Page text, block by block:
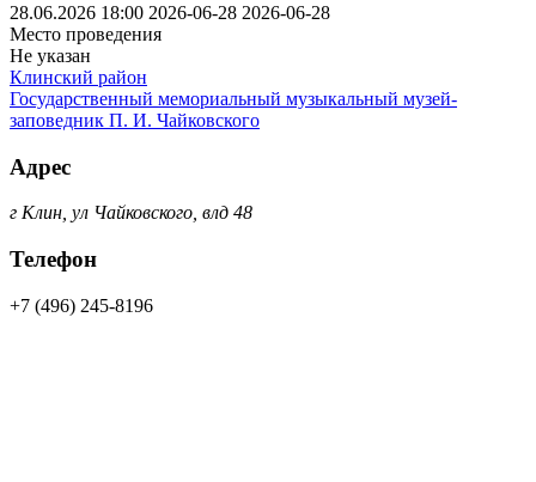
28.06.2026 18:00 2026-06-28 2026-06-28
Место проведения
Не указан
Клинский район
Государственный мемориальный музыкальный музей-
заповедник П. И. Чайковского
Адрес
г Клин, ул Чайковского, влд 48
Телефон
+7 (496) 245-8196